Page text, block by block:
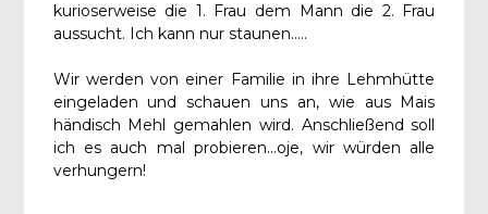
kurioserweise die 1. Frau dem Mann die 2. Frau
aussucht. Ich kann nur staunen…..
Wir werden von einer Familie in ihre Lehmhütte
eingeladen und schauen uns an, wie aus Mais
händisch Mehl gemahlen wird. Anschließend soll
ich es auch mal probieren…oje, wir würden alle
verhungern!